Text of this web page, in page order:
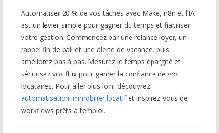
Automatiser 20 % de vos tâches avec Make, n8n et l’IA
est un levier simple pour gagner du temps et fiabiliser
votre gestion. Commencez par une relance loyer, un
rappel fin de bail et une alerte de vacance, puis
améliorez pas à pas. Mesurez le temps épargné et
sécurisez vos flux pour garder la confiance de vos
locataires. Pour aller plus loin, découvrez
automatisation immobilier locatifet inspirez-vous de
workflows prêts à l’emploi.